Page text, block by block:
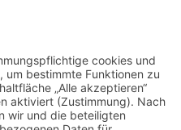
|Helfen|Jugendbereich
|Formulare|Kontakt